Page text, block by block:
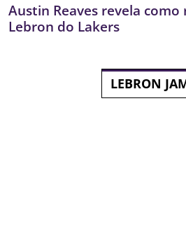
Austin Reaves revela como
Lebron do Lakers
LEBRON